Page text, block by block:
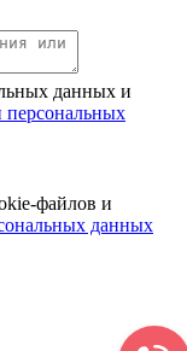
данных и
персональных
файлов и
данных